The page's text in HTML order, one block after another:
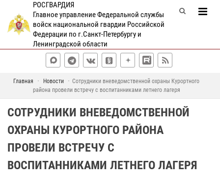
РОСГВАРДИЯ
Главное управление Федеральной службы
войск национальной гвардии Российской
Федерации по г.Санкт-Петербургу и
Ленинградской области
Главная Новости
Сотрудники вневедомственной охраны Курортного
района провели встречу с воспитанниками летнего лагеря
СОТРУДНИКИ ВНЕВЕДОМСТВЕННОЙ
ОХРАНЫ КУРОРТНОГО РАЙОНА
ПРОВЕЛИ ВСТРЕЧУ С
ВОСПИТАННИКАМИ ЛЕТНЕГО ЛАГЕРЯ